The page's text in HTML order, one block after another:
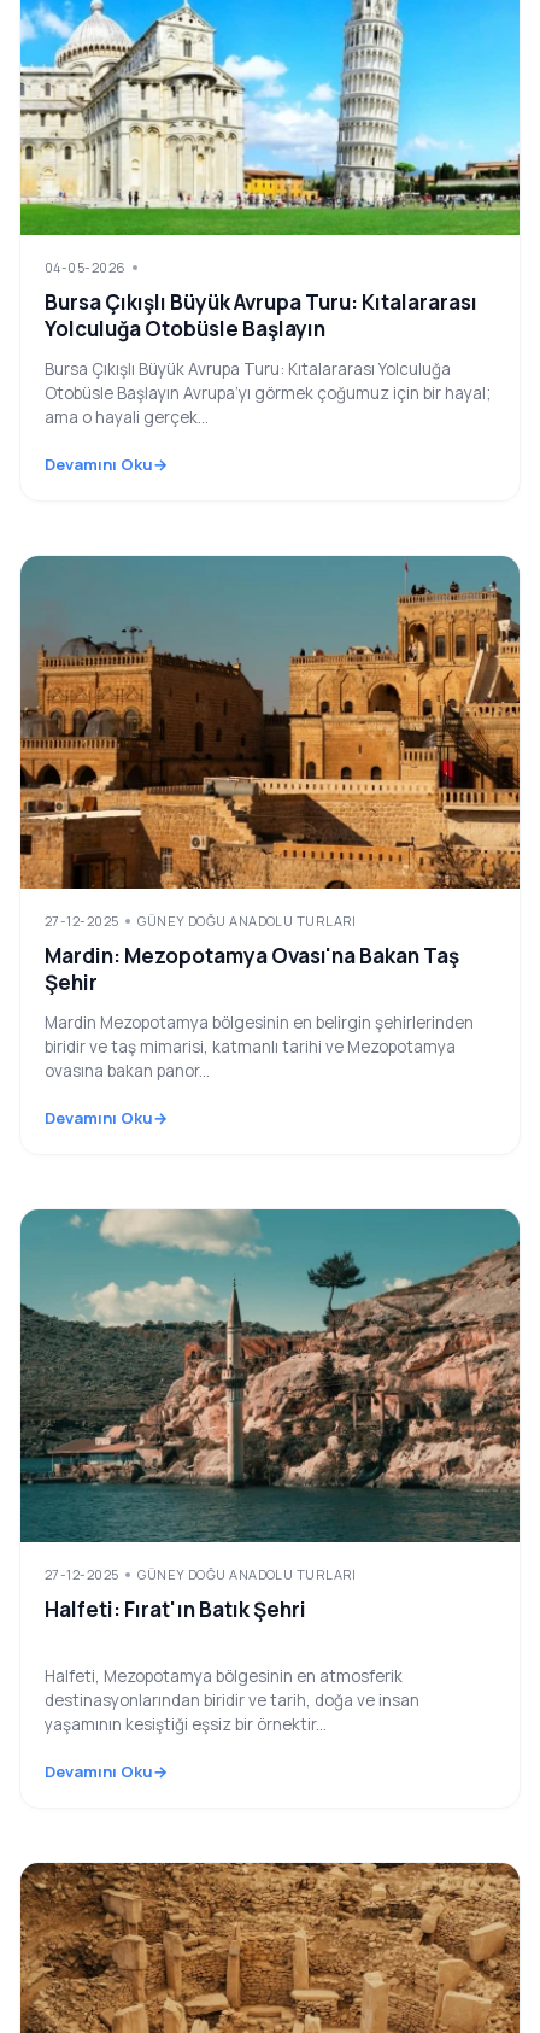
04-05-2026
Bursa Çıkışlı Büyük Avrupa Turu: Kıtalararası
Yolculuğa Otobüsle Başlayın
Bursa Çıkışlı Büyük Avrupa Turu: Kıtalararası Yolculuğa
Otobüsle Başlayın Avrupa’yı görmek çoğumuz için bir hayal;
ama o hayali gerçek...
Devamını Oku
27-12-2025 GÜNEY DOĞU ANADOLU TURLARI
Mardin: Mezopotamya Ovası'na Bakan Taş
Şehir
Mardin Mezopotamya bölgesinin en belirgin şehirlerinden
biridir ve taş mimarisi, katmanlı tarihi ve Mezopotamya
ovasına bakan panor...
Devamını Oku
27-12-2025 GÜNEY DOĞU ANADOLU TURLARI
Halfeti: Fırat'ın Batık Şehri
Halfeti, Mezopotamya bölgesinin en atmosferik
destinasyonlarından biridir ve tarih, doğa ve insan
yaşamının kesiştiği eşsiz bir örnektir...
Devamını Oku